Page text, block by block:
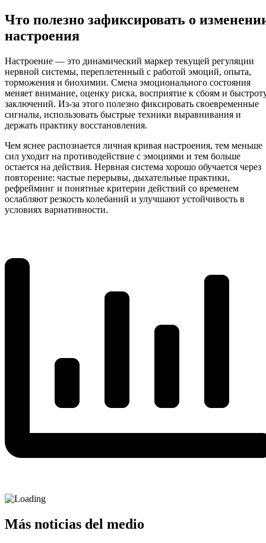
Что полезно зафиксировать о
настроения
Настроение — это динамический маркер текущей регуляции
нервной системы, переплетенный с работой эмоций, опыта,
торможения и биохимии. Смена эмоционального состояния
меняет внимание, оценку риска, восприятие к сбоям и
заключений. Из-за этого полезно фиксировать своевременные
сигналы, использовать быстрые техники выравнивания и
держать практику восстановления.
Чем яснее распознается личная кривая настроения, тем меньше
сил уходит на противодействие с эмоциями и тем больше
остается на действия. Нервная система хорошо обучается через
повторение: частые перерывы, дыхательные практики,
рефрейминг и понятные критерии действий со временем
ослабляют резкость колебаний и улучшают устойчивость в
условиях вариативности.
Más noticias del medio